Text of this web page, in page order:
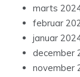
marts
februar
januar
december
november